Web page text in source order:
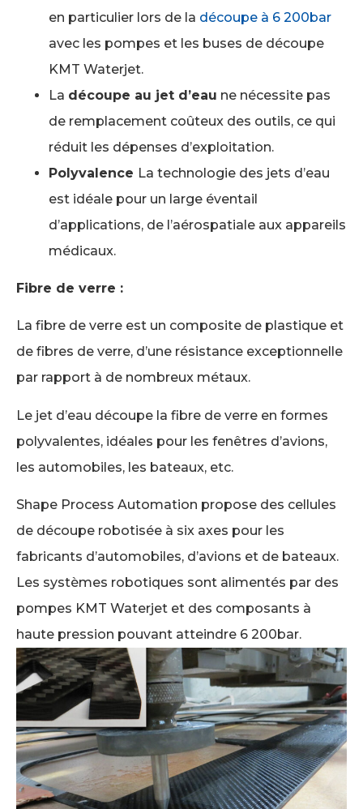
en particulier lors de la découpe à 6 200bar
avec les pompes et les buses de découpe
KMT Waterjet.
La découpe au jet d’eau ne nécessite pas
de remplacement coûteux des outils, ce qui
réduit les dépenses d’exploitation.
Polyvalence La technologie des jets d’eau
est idéale pour un large éventail
d’applications, de l’aérospatiale aux appareils
médicaux.
Fibre de verre :
La fibre de verre est un composite de plastique et
de fibres de verre, d’une résistance exceptionnelle
par rapport à de nombreux métaux.
Le jet d’eau découpe la fibre de verre en formes
polyvalentes, idéales pour les fenêtres d’avions,
les automobiles, les bateaux, etc.
Shape Process Automation propose des cellules
de découpe robotisée à six axes pour les
fabricants d’automobiles, d’avions et de bateaux.
Les systèmes robotiques sont alimentés par des
pompes KMT Waterjet et des composants à
haute pression pouvant atteindre 6 200bar.